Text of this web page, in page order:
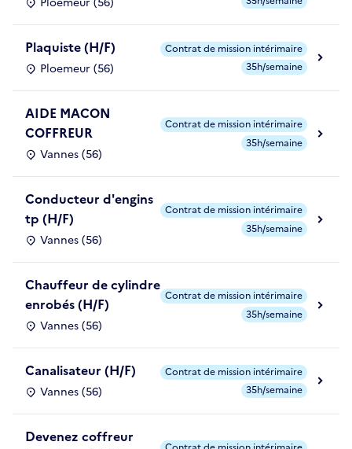
Plaquiste (H/F)
Ploemeur (56)
Contrat de mission intérimaire
35h/semaine
AIDE MACON
COFFREUR
Vannes (56)
Contrat de mission intérimaire
35h/semaine
Conducteur d'engins
tp (H/F)
Vannes (56)
Contrat de mission intérimaire
35h/semaine
Chauffeur de cylindre
enrobés (H/F)
Vannes (56)
Contrat de mission intérimaire
35h/semaine
Canalisateur (H/F)
Vannes (56)
Contrat de mission intérimaire
35h/semaine
Devenez coffreur